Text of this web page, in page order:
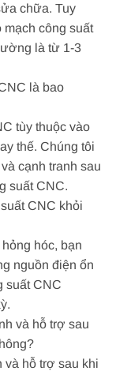
chữa. Tuy
mạch công suất
là từ 1-3
là bao
tùy thuộc vào
thế. Chúng tôi
cạnh tranh sau
suất CNC.
CNC khỏi
hóc, bạn
nguồn điện ổn
suất CNC
và hỗ trợ sau
và hỗ trợ sau khi